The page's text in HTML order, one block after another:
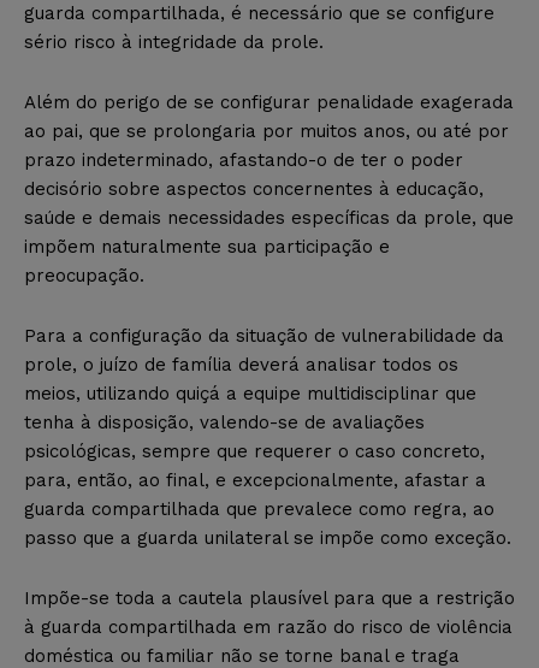
guarda compartilhada, é necessário que se configure
sério risco à integridade da prole.
Além do perigo de se configurar penalidade exagerada
ao pai, que se prolongaria por muitos anos, ou até por
prazo indeterminado, afastando-o de ter o poder
decisório sobre aspectos concernentes à educação,
saúde e demais necessidades específicas da prole, que
impõem naturalmente sua participação e
preocupação.
Para a configuração da situação de vulnerabilidade da
prole, o juízo de família deverá analisar todos os
meios, utilizando quiçá a equipe multidisciplinar que
tenha à disposição, valendo-se de avaliações
psicológicas, sempre que requerer o caso concreto,
para, então, ao final, e excepcionalmente, afastar a
guarda compartilhada que prevalece como regra, ao
passo que a guarda unilateral se impõe como exceção.
Impõe-se toda a cautela plausível para que a restrição
à guarda compartilhada em razão do risco de violência
doméstica ou familiar não se torne banal e traga